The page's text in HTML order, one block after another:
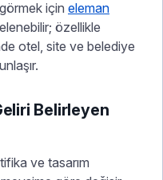
için eleman
özellikle
otel, site ve belediye
Belirleyen
ve tasarım